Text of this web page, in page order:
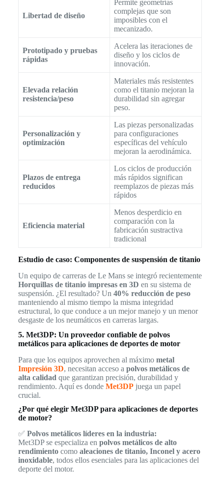
Libertad de diseño
Permite geometrías
complejas que son
imposibles con el
mecanizado.
Prototipado y pruebas
rápidas
Acelera las iteraciones de
diseño y los ciclos de
innovación.
Elevada relación
resistencia/peso
Materiales más resistentes
como el titanio mejoran la
durabilidad sin agregar
peso.
Personalización y
optimización
Las piezas personalizadas
para configuraciones
específicas del vehículo
mejoran la aerodinámica.
Plazos de entrega
reducidos
Los ciclos de producción
más rápidos significan
reemplazos de piezas más
rápidos
Eficiencia material
Menos desperdicio en
comparación con la
fabricación sustractiva
tradicional
Estudio de caso: Componentes de suspensión de titanio
Un equipo de carreras de Le Mans se integró recientemente
Horquillas de titanio impresas en 3D en su sistema de
suspensión. ¿El resultado? Un 40% reducción de peso
manteniendo al mismo tiempo la misma integridad
estructural, lo que conduce a un mejor manejo y un menor
desgaste de los neumáticos en carreras largas.
5. Met3DP: Un proveedor confiable de polvos
metálicos para aplicaciones de deportes de motor
Para que los equipos aprovechen al máximo metal
Impresión 3D, necesitan acceso a polvos metálicos de
alta calidad que garantizan precisión, durabilidad y
rendimiento. Aquí es donde Met3DPjuega un papel
crucial.
¿Por qué elegir Met3DP para aplicaciones de deportes
de motor?
✅ Polvos metálicos líderes en la industria:
Met3DP se especializa en polvos metálicos de alto
rendimientocomo aleaciones de titanio, Inconel y acero
inoxidable, todos ellos esenciales para las aplicaciones del
deporte del motor.